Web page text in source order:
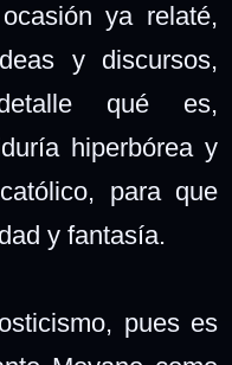
ya relaté,
y discursos,
qué es,
hiperbórea y
para que
y fantasía.
pues es